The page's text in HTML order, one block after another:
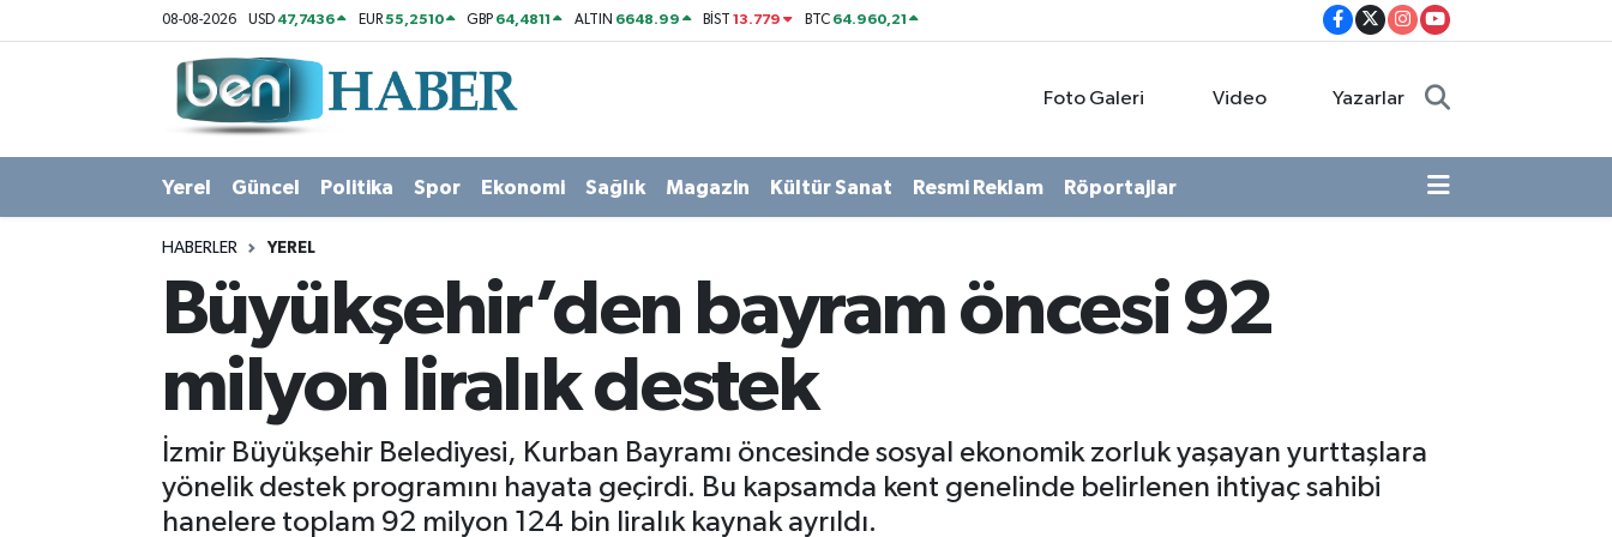
08-08-2026 USD 47,7436 EUR55,2510 GBP 64,4811 ALTIN 6648.99 BİST13.779 BTC 64.960,21
Foto Galeri Video Yazarlar
Yerel Güncel Politika Spor Ekonomi Sağlık Magazin Kültür Sanat Resmi Reklam Röportajlar
HABERLER YEREL
Büyükşehir’den bayram öncesi 92
milyon liralık destek
İzmir Büyükşehir Belediyesi, Kurban Bayramı öncesinde sosyal ekonomik zorluk yaşayan yurttaşlara
yönelik destek programını hayata geçirdi. Bu kapsamda kent genelinde belirlenen ihtiyaç sahibi
hanelere toplam 92 milyon 124 bin liralık kaynak ayrıldı.
Politika
Kültür Sanat
Hava Durumu
Süper Lig Puan Durumu ve Fikstür
Son Dakika Haberleri